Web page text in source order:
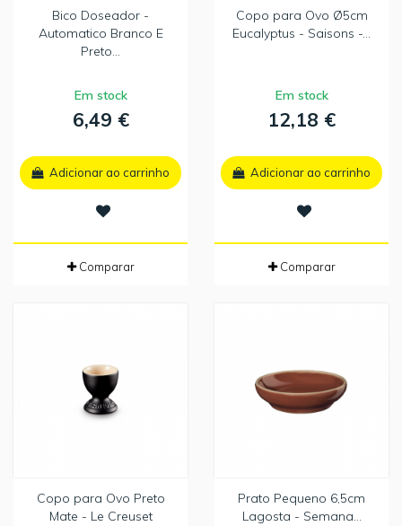
Bico Doseador -
Automatico Branco E
Preto...
Em stock
6,49 €
Adicionar ao carrinho
Comparar
Copo para Ovo Ø5cm
Eucalyptus - Saisons -...
Em stock
12,18 €
Adicionar ao carrinho
Comparar
Copo para Ovo Preto
Mate - Le Creuset
Prato Pequeno 6,5cm
Lagosta - Semana...